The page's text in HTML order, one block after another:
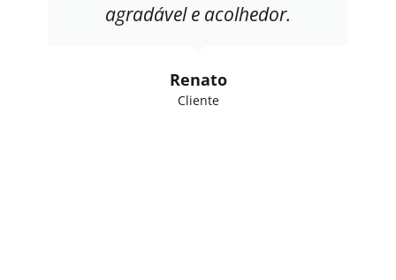
agradável e acolhedor.
Renato
Cliente